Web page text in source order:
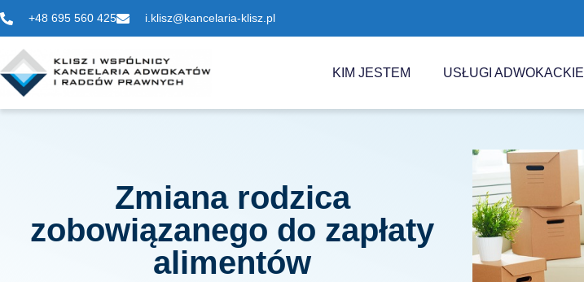
+48 695 560 425 i.klisz@kancelaria-klisz.pl
KIM JESTEM USŁUGI ADWOKACKIE
Zmiana rodzica
zobowiązanego do zapłaty
alimentów